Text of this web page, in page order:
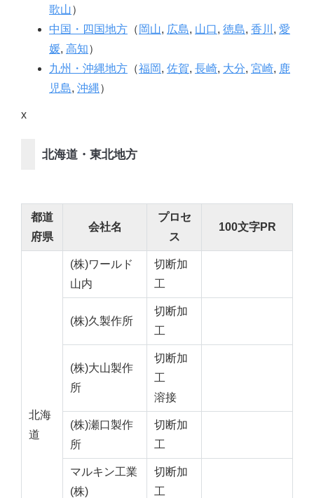
歌山）
中国・四国地方 （ 岡山, 広島, 山口, 徳島, 香川 , 愛
媛, 高知）
九州・沖縄地方 （福岡, 佐賀, 長崎, 大分, 宮崎, 鹿
児島, 沖縄）
x
北海道・東北地方
都道
府県
会社名
プロセ
ス
100文字PR
北海
道
(株)ワールド
山内
切断加
工
(株)久製作所
切断加
工
(株)大山製作
所
切断加
工
溶接
(株)瀬口製作
所
切断加
工
マルキン工業
(株)
切断加
工